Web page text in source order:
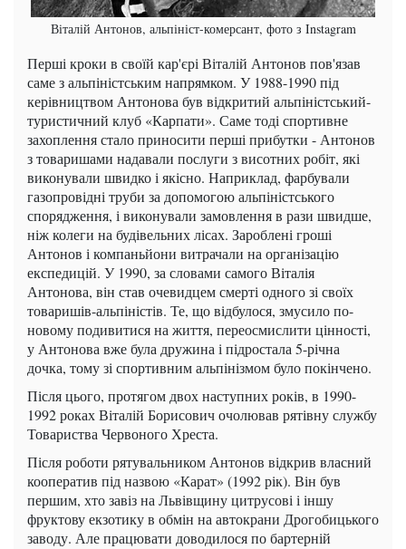
Віталій Антонов, альпініст-комерсант, фото з Instagram
Перші кроки в своїй кар'єрі Віталій Антонов пов'язав
саме з альпіністським напрямком. У 1988-1990 під
керівництвом Антонова був відкритий альпіністський-
туристичний клуб «Карпати». Саме тоді спортивне
захоплення стало приносити перші прибутки - Антонов
з товаришами надавали послуги з висотних робіт, які
виконували швидко і якісно. Наприклад, фарбували
газопровідні труби за допомогою альпіністського
спорядження, і виконували замовлення в рази швидше,
ніж колеги на будівельних лісах. Зароблені гроші
Антонов і компаньйони витрачали на організацію
експедицій. У 1990, за словами самого Віталія
Антонова, він став очевидцем смерті одного зі своїх
товаришів-альпіністів. Те, що відбулося, змусило по-
новому подивитися на життя, переосмислити цінності,
у Антонова вже була дружина і підростала 5-річна
дочка, тому зі спортивним альпінізмом було покінчено.
Після цього, протягом двох наступних років, в 1990-
1992 роках Віталій Борисович очолював рятівну службу
Товариства Червоного Хреста.
Після роботи рятувальником Антонов відкрив власний
кооператив під назвою «Карат» (1992 рік). Він був
першим, хто завіз на Львівщину цитрусові і іншу
фруктову екзотику в обмін на автокрани Дрогобицького
заводу. Але працювати доводилося по бартерній